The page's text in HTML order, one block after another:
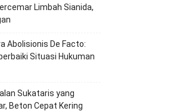
Limbah Sianida,
Abolisionis De Facto:
Situasi Hukuman
Sukataris yang
Beton Cepat Kering